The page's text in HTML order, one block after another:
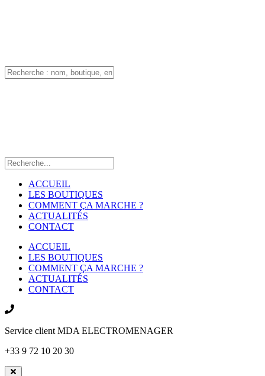
ACCUEIL
LES BOUTIQUES
COMMENT ÇA MARCHE ?
ACTUALITÉS
CONTACT
ACCUEIL
LES BOUTIQUES
COMMENT ÇA MARCHE ?
ACTUALITÉS
CONTACT
Service client MDA ELECTROMENAGER
+33 9 72 10 20 30